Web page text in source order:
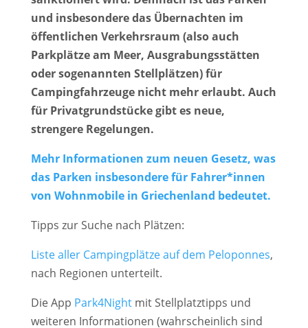
und insbesondere das Übernachten im
öffentlichen Verkehrsraum (also auch
Parkplätze am Meer, Ausgrabungsstätten
oder sogenannten Stellplätzen) für
Campingfahrzeuge nicht mehr erlaubt. Auch
für Privatgrundstücke gibt es neue,
strengere Regelungen.
Mehr Informationen zum neuen Gesetz, was
das Parken insbesondere für Fahrer*innen
von Wohnmobile in Griechenland bedeutet.
Tipps zur Suche nach Plätzen:
Liste aller Campingplätze auf dem Peloponnes,
nach Regionen unterteilt.
Die App Park4Nightmit Stellplatztipps und
weiteren Informationen (wahrscheinlich sind